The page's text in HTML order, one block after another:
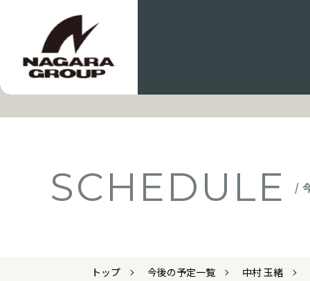
SCHEDULE /
トップ 今後の予定一覧 中村 玉緒